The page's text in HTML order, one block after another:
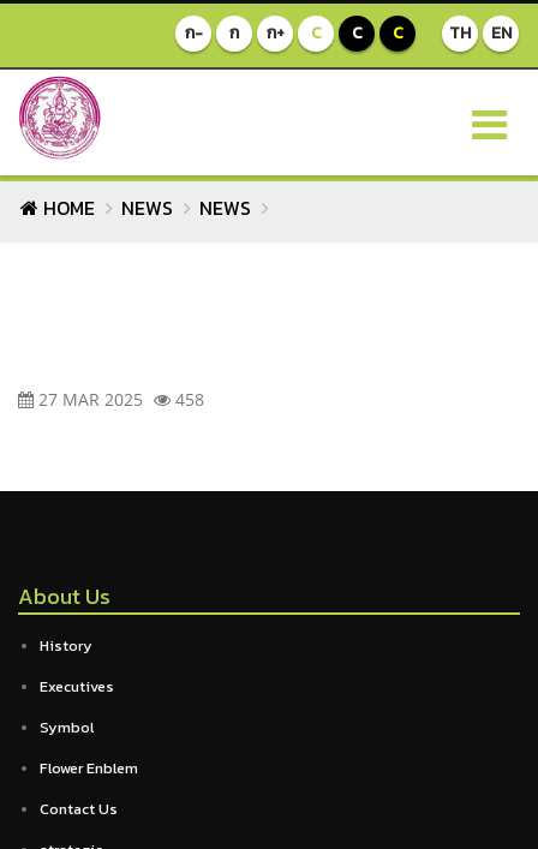
TH EN
ก- ก ก+ C C C
HOME NEWS NEWS
27 MAR 2025 458
About Us
History
Executives
Symbol
Flower Enblem
Contact Us